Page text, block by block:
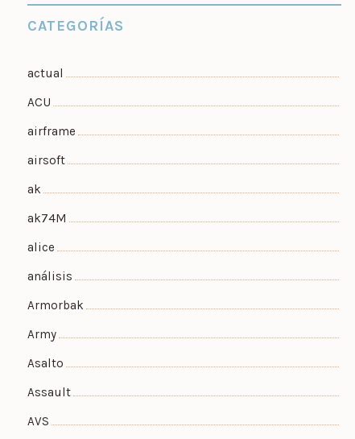
CATEGORÍAS
actual
ACU
airframe
airsoft
ak
ak74M
alice
análisis
Armorbak
Army
Asalto
Assault
AVS